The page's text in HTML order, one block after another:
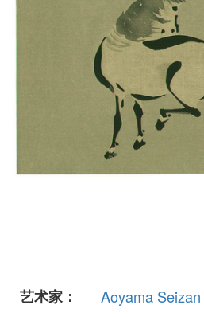
艺术家：
Aoyama Seizan